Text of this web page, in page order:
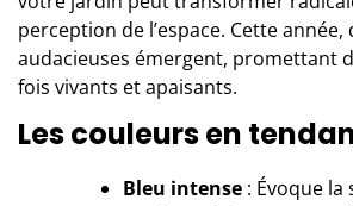
perception de l’espace. Cette année,
audacieuses émergent, promettant
fois vivants et apaisants.
Les couleurs en
Bleu intense : Évoque la